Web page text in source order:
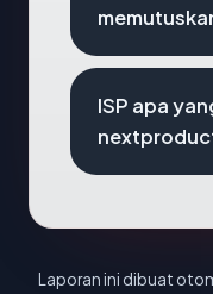
ISP apa
Laporan ini dibuat